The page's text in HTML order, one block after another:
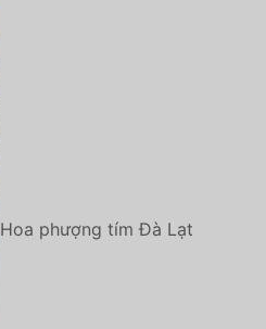
Hoa phượng tím Đà Lạt